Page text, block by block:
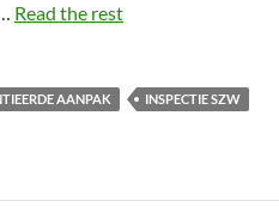
Read the rest
AANPAK
INSPECTIE SZW